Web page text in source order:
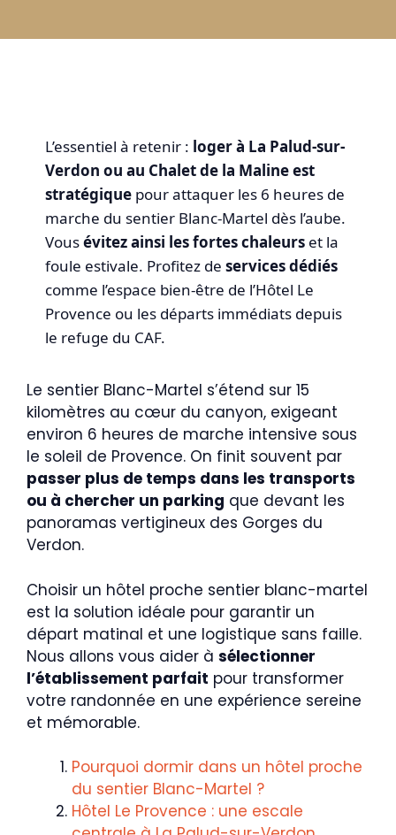
L’essentiel à retenir : loger à La Palud-sur-
Verdon ou au Chalet de la Maline est
stratégique pour attaquer les 6 heures de
marche du sentier Blanc-Martel dès l’aube.
Vousévitez ainsi les fortes chaleurs et la
foule estivale. Profitez deservices dédiés
comme l’espace bien-être de l’Hôtel Le
Provence ou les départs immédiats depuis
le refuge du CAF.
Le sentier Blanc-Martel s’étend sur 15
kilomètres au cœur du canyon, exigeant
environ 6 heures de marche intensive sous
le soleil de Provence. On finit souvent par
passer plus de temps dans les transports
ou à chercher un parking que devant les
panoramas vertigineux des Gorges du
Verdon.
Choisir un hôtel proche sentier blanc-martel
est la solution idéale pour garantir un
départ matinal et une logistique sans faille.
Nous allons vous aider à sélectionner
l’établissement parfait pour transformer
votre randonnée en une expérience sereine
et mémorable.
Pourquoi dormir dans un hôtel proche
du sentier Blanc-Martel ?
Hôtel Le Provence : une escale